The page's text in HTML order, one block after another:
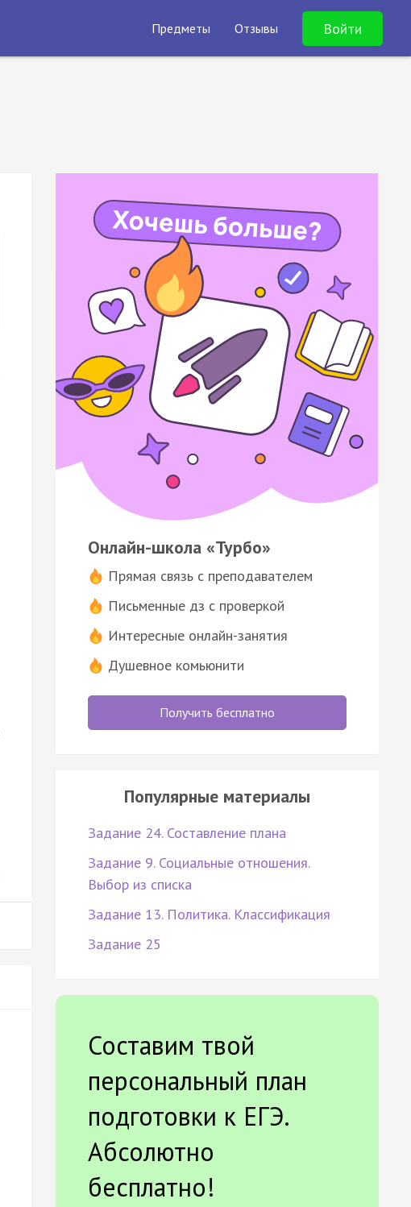
Предметы Отзывы Войти
Онлайн-школа «Турбо»
Прямая связь с преподавателем
Письменные дз с проверкой
Интересные онлайн-занятия
Душевное комьюнити
Получить бесплатно
Популярные материалы
Задание 24. Составление плана
Задание 9. Социальные отношения.
Выбор из списка
Задание 13. Политика. Классификация
Задание 25
Составим твой
персональный план
подготовки к ЕГЭ.
Абсолютно
бесплатно!